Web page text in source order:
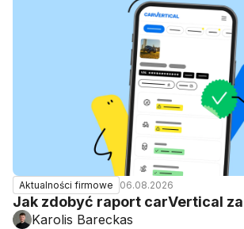
Aktualności firmowe 06.08.2026
Jak zdobyć raport carVertical
Karolis Bareckas